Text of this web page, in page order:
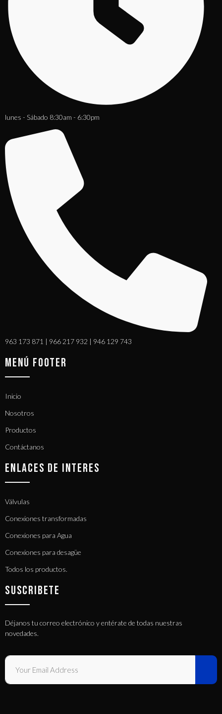
lunes - Sábado 8:30am - 6:30pm
963 173 871 | 966 217 932 | 946 129 743
MENÚ FOOTER
Inicio
Nosotros
Productos
Contáctanos
ENLACES DE INTERES
Válvulas
Conexiones transformadas
Conexiones para Agua
Conexiones para desagüe
Todos los productos.
SUSCRIBETE
Déjanos tu correo electrónico y entérate de todas nuestras
novedades.